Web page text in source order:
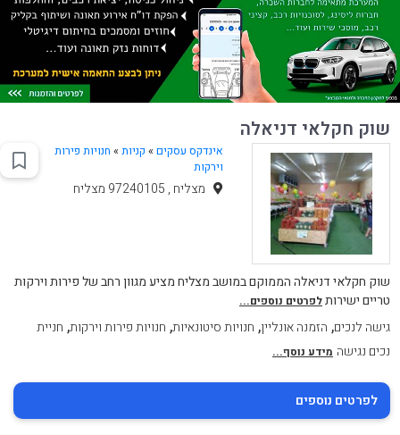
שוק חקלאי דניאלה
אינדקס עסקים » קניות» חנויות פירות
וירקות
מצליח , 97240105 מצליח
שוק חקלאי דניאלה הממוקם במושב מצליח מציע מגוון רחב של פירות וירקות
טריים ישירותלפרטים נוספים...
גישה לנכים, הזמנה אונליין, חנויות סיטונאיות, חנויות פירות וירקות, חניית
נכים נגישה מידע נוסף...
לפרטים נוספים